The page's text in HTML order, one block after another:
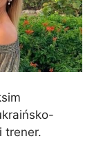
trener.